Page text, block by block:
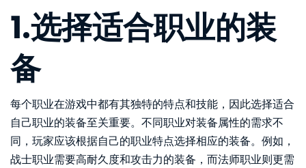
1.选择适合职业的装
备
每个职业在游戏中都有其独特的特点和技能，因此选择适合
自己职业的装备至关重要。不同职业对装备属性的需求不
同，玩家应该根据自己的职业特点选择相应的装备。例如，
战士职业需要高耐久度和攻击力的装备，而法师职业则更需